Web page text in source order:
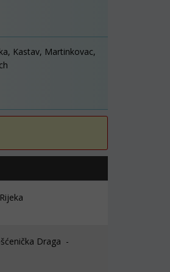
Kastav, Martinkovac,
Draga -